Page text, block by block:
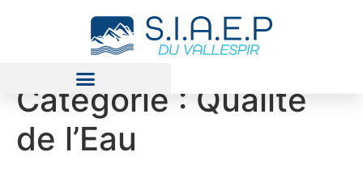
Catégorie : Qualité
de l’Eau